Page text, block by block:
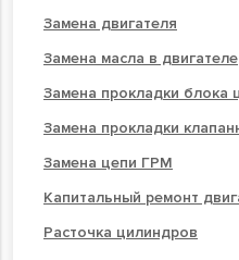
Замена двигателя
Замена масла в двигателе
Замена прокладки блока
Замена прокладки
Замена цепи ГРМ
Капитальный ремонт
Расточка цилиндров